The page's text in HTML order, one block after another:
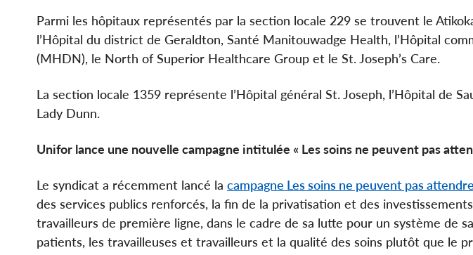
Parmi les hôpitaux représentés par la section locale 229 se trouvent le
l’Hôpital du district de Geraldton, Santé Manitouwadge Health, l’Hôpital
(MHDN), le North of Superior Healthcare Group et le St. Joseph’s Care.
La section locale 1359 représente l’Hôpital général St. Joseph, l’Hôpital de
Lady Dunn.
Unifor lance une nouvelle campagne intitulée « Les soins ne peuvent pas
Le syndicat a récemment lancé la campagne Les soins ne peuvent pas attendre
des services publics renforcés, la fin de la privatisation et des
travailleurs de première ligne, dans le cadre de sa lutte pour un système de
patients, les travailleuses et travailleurs et la qualité des soins plutôt que le